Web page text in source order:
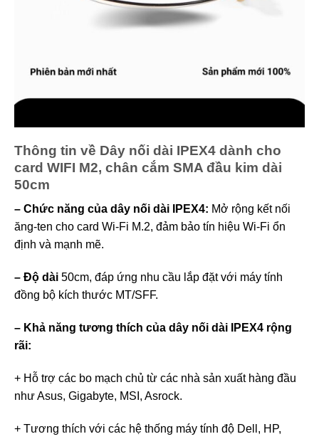
Thông tin về Dây nối dài IPEX4 dành cho
card WIFI M2, chân cắm SMA đầu kim dài
50cm
– Chức năng của dây nối dài IPEX4: Mở rộng kết nối
ăng-ten cho card Wi-Fi M.2, đảm bảo tín hiệu Wi-Fi ổn
định và mạnh mẽ.
– Độ dài 50cm, đáp ứng nhu cầu lắp đặt với máy tính
đồng bộ kích thước MT/SFF.
– Khả năng tương thích của dây nối dài IPEX4 rộng
rãi:
+ Hỗ trợ các bo mạch chủ từ các nhà sản xuất hàng đầu
như Asus, Gigabyte, MSI, Asrock.
+ Tương thích với các hệ thống máy tính độ Dell, HP,